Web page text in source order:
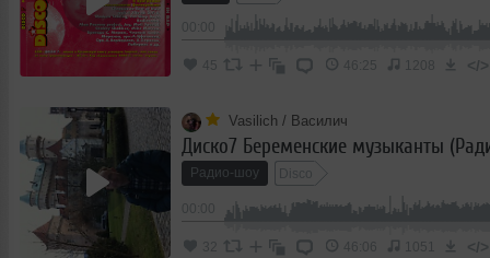
45 46:25 1208 </>
Vasilich / Василич
Радио-шоу Disco
32 46:06 1051 </>